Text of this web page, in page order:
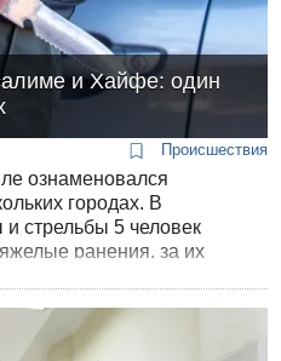
и Хайфе: один
Происшествия
ознаменовался
городах. В
стрельбы 5 человек
ранения, за их